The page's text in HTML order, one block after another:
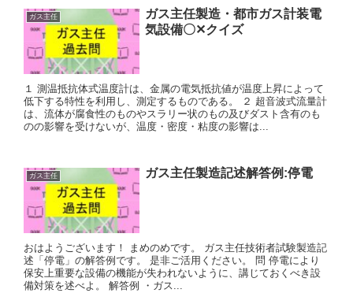
ガス主任
ガス主任製造・都市ガス計装電
気設備〇✕クイズ
１ 測温抵抗体式温度計は、金属の電気抵抗値が温度上昇によって
低下する特性を利用し、測定するものである。 ２ 超音波式流量計
は、流体が腐食性のものやスラリー状のもの及びダスト含有のも
のの影響を受けないが、温度・密度・粘度の影響は...
ガス主任 ガス主任製造記述解答例:停電
おはようございます！ まめのめです。 ガス主任技術者試験製造記
述「停電」の解答例です。 是非ご活用ください。 問 停電により
保安上重要な設備の機能が失われないように、講じておくべき設
備対策を述べよ。 解答例 ・ガス...